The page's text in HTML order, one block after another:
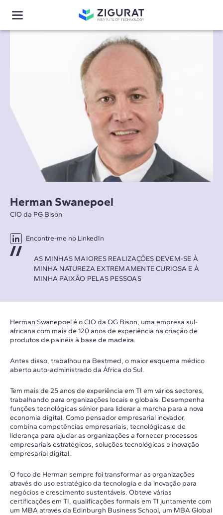
Herman Swanepoel
CIO da PG Bison
Encontre-me no LinkedIn
AS MINHAS MAIORES REALIZAÇÕES DEVEM-SE À
MINHA NATUREZA EXTREMAMENTE CURIOSA E À
MINHA PAIXÃO PELAS PESSOAS
Herman Swanepoel é o CIO da OG Bison, uma empresa sul-
africana com mais de 120 anos de experiência na criação de
produtos de painéis à base de madeira.
Antes disso, trabalhou na Bestmed, o maior esquema médico
aberto auto-administrado da África do Sul.
Tem mais de 25 anos de experiência em TI em vários sectores,
trabalhando para organizações locais e globais. Desempenha
funções tecnológicas sénior para liderar a marcha para a nova
economia digital. Como pensador empresarial inovador,
combina competências empresariais, tecnológicas e de
liderança para ajudar as organizações a fornecer processos
empresariais estratégicos, soluções tecnológicas e inovação
empresarial digital.
O foco de Herman sempre foi transformar as organizações
através do uso estratégico da tecnologia e da inovação para
negócios e crescimento sustentáveis. Obteve várias
certificações em TI, qualificações formais em TI juntamente com
um MBA através da Edinburgh Business School, um MBA Global